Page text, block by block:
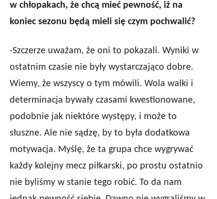
w chłopakach, że chcą mieć pewność, iż na
koniec sezonu będą mieli się czym pochwalić?
-Szczerze uważam, że oni to pokazali. Wyniki w
ostatnim czasie nie były wystarczająco dobre.
Wiemy, że wszyscy o tym mówili. Wola walki i
determinacja bywały czasami kwestionowane,
podobnie jak niektóre występy, i może to
słuszne. Ale nie sądzę, by to była dodatkowa
motywacja. Myślę, że ta grupa chce wygrywać
każdy kolejny mecz piłkarski, po prostu ostatnio
nie byliśmy w stanie tego robić. To da nam